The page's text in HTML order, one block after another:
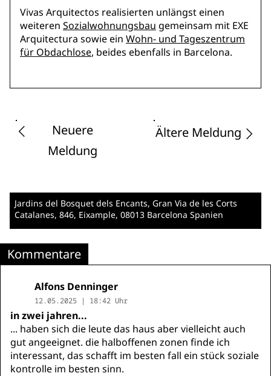
Vivas Arquitectos realisierten unlängst einen
weiteren Sozialwohnungsbau gemeinsam mit EXE
Arquitectura sowie ein Wohn- und Tageszentrum
für Obdachlose, beides ebenfalls in Barcelona.
Neuere
Meldung
Ältere Meldung
Jardins del Bosquet dels Encants, Gran Via de les Corts
Catalanes, 846, Eixample, 08013 Barcelona Spanien
Kommentare
Alfons Denninger
12.05.2025 | 18:42 Uhr
in zwei jahren...
... haben sich die leute das haus aber vielleicht auch
gut angeeignet. die halboffenen zonen finde ich
interessant, das schafft im besten fall ein stück soziale
kontrolle im besten sinn.